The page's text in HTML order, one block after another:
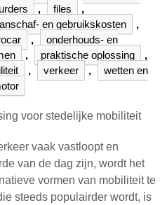
, files
,
en gebruikskosten
,
,
onderhouds- en
, praktische oplossing
,
, verkeer ,
wetten en
voor stedelijke mobiliteit
vaak vastloopt en
van de dag zijn, wordt het
vormen van mobiliteit te
steeds populairder wordt, is